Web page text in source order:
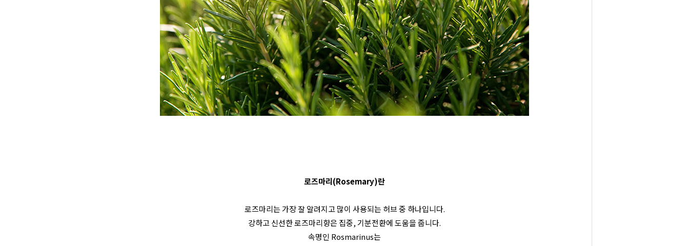
로즈마리(Rosemary)란
로즈마리는 가장 잘 알려지고 많이 사용되는 허브 중 하나입니다.
강하고 신선한 로즈마리향은 집중, 기분전환에 도움을 줍니다.
속명인 Rosmarinus는